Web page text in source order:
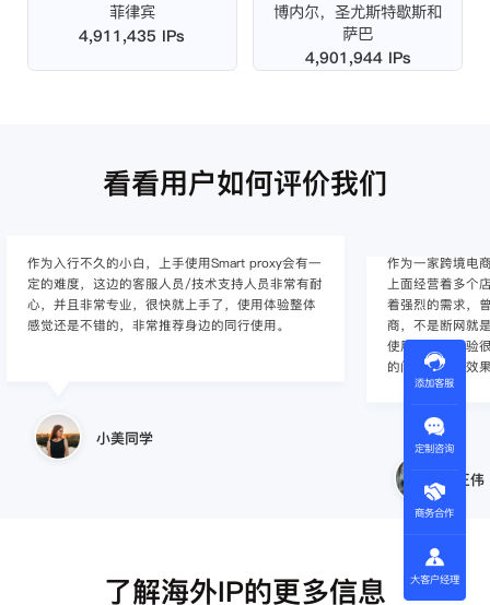
菲律宾
4,911,435 IPs
博内尔，圣尤斯特歇斯和
萨巴
4,901,944 IPs
看看用户如何评价我们
作为入行不久的小白，上手使用Smart proxy会有一
定的难度，这边的客服人员/技术支持人员非常有耐
心，并且非常专业，很快就上手了，使用体验整体
感觉还是不错的，非常推荐身边的同行使用。
小美同学
作为一家跨境电
上面经营着多个
着强烈的需求，
商，不是断网就
使用效果，体验
的问题，使用效
王伟
了解海外IP的更多信息
添加客服
定制咨询
商务合作
大客户经理